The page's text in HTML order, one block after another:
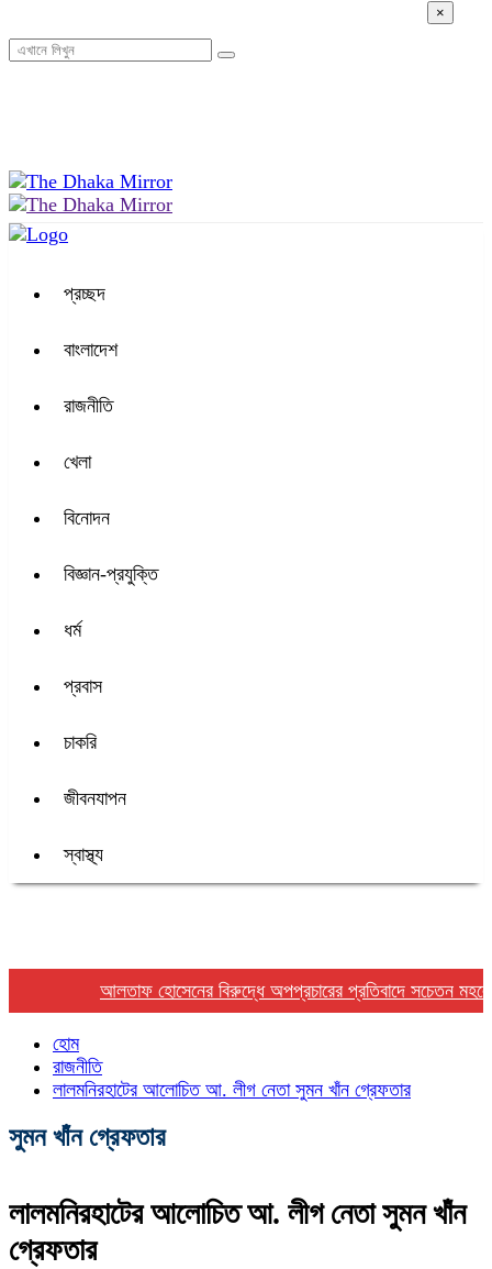
০৭:২২ পূর্বাহ্ন, বৃহস্পতিবার, ০৬ অগাস্ট ২০২৬, ২২ শ্রাবণ ১৪৩৩ বঙ্গাব্দ
প্রচ্ছদ
বাংলাদেশ
রাজনীতি
খেলা
বিনোদন
বিজ্ঞান-প্রযুক্তি
ধর্ম
প্রবাস
চাকরি
জীবনযাপন
স্বাস্থ্য
আলতাফ হোসেনের বিরুদ্ধে অপপ্রচারের প্রতিবাদে সচেতন মহলের নিন্দা
×
হোম
রাজনীতি
লালমনিরহাটের আলোচিত আ. লীগ নেতা সুমন খাঁন গ্রেফতার
সুমন খাঁন গ্রেফতার
লালমনিরহাটের আলোচিত আ. লীগ নেতা সুমন খাঁন
গ্রেফতার